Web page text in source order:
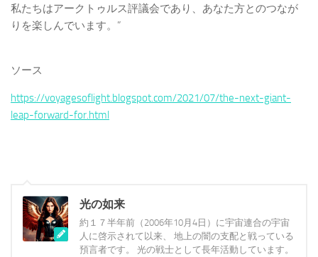
私たちはアークトゥルス評議会であり、あなた方とのつなが
りを楽しんでいます。”
ソース
https://voyagesoflight.blogspot.com/2021/07/the-next-giant-
leap-forward-for.html
光の如来
約１７半年前（2006年10月4日）に宇宙連合の宇宙
人に啓示されて以来、 地上の闇の支配と戦っている
預言者です。 光の戦士として長年活動しています。